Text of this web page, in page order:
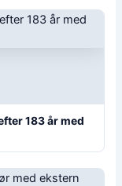
183 år med